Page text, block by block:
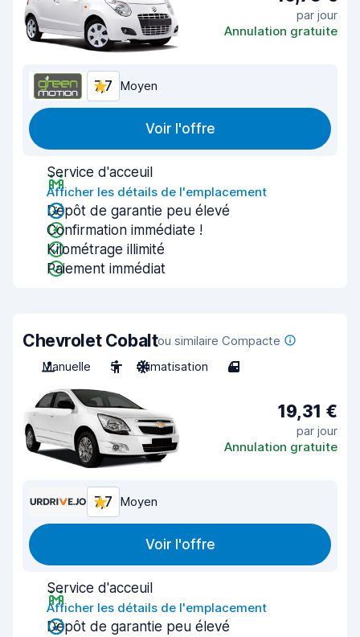
par jour
Annulation gratuite
7,7 Moyen
Voir l'offre
Service d'acceuil
Afficher les détails de l'emplacement
Dépôt de garantie peu élevé
Confirmation immédiate !
Kilométrage illimité
Paiement immédiat
Chevrolet Cobaltou similaire Compacte
Manuelle
5 Climatisation 4
19,31 €
par jour
Annulation gratuite
7,7 Moyen
Voir l'offre
Service d'acceuil
Afficher les détails de l'emplacement
Dépôt de garantie peu élevé